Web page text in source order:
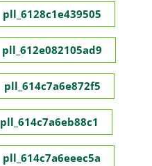
pll_6128c1e439505
pll_612e082105ad9
pll_614c7a6e872f5
pll_614c7a6eb88c1
pll_614c7a6eeec5a